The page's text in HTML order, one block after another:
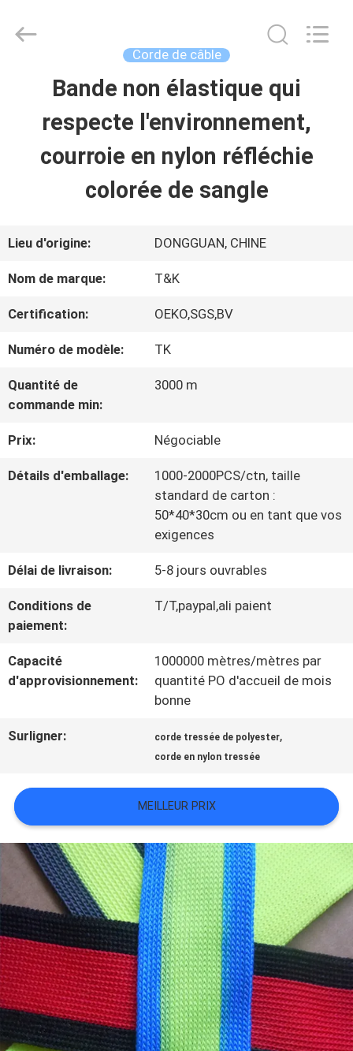
APERÇU
PRODUITS
PROPOS
DE
NOUS
VISITE
D'USINE
CONTRÔLE
DE
CONTACT
NOUVELLES
TOUS
CAS
VR
SHOW
PLAN
DU
SITE
T&K
Corde de câble
Bande non élastique qui
respecte l'environnement,
courroie en nylon réfléchie
colorée de sangle
Lieu d'origine: DONGGUAN, CHINE
Nom de marque: T&K
Certification: OEKO,SGS,BV
Numéro de modèle: TK
Quantité de
commande min:
3000 m
Prix: Négociable
Détails d'emballage:
1000-2000PCS/ctn, taille
standard de carton :
50*40*30cm ou en tant que vos
exigences
Délai de livraison: 5-8 jours ouvrables
Conditions de
paiement:
T/T,paypal,ali paient
Capacité
d'approvisionnement:
1000000 mètres/mètres par
quantité PO d'accueil de mois
bonne
Surligner: corde tressée de polyester,
corde en nylon tressée
MEILLEUR PRIX